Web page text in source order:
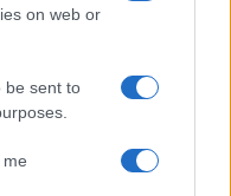
on web or
be sent to
tükör a baloldalról